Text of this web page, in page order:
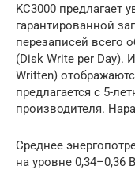
KC3000 предлагает
гарантированной
перезаписей всего
(Disk Write per Day).
Written)
предлагается с 5-
производителя.
Среднее
на уровне 0,34–0,36